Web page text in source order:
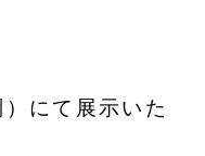
にて展示いた